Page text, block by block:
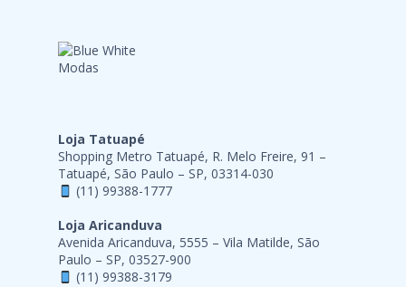
Loja Tatuapé
Shopping Metro Tatuapé, R. Melo Freire, 91 –
Tatuapé, São Paulo – SP, 03314-030
(11) 99388-1777
Loja Aricanduva
Avenida Aricanduva, 5555 – Vila Matilde, São
Paulo – SP, 03527-900
(11) 99388-3179